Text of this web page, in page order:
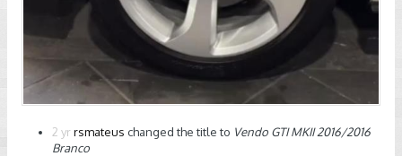
2 yr rsmateus changed the title to Vendo GTI MKII 2016/2016
Branco